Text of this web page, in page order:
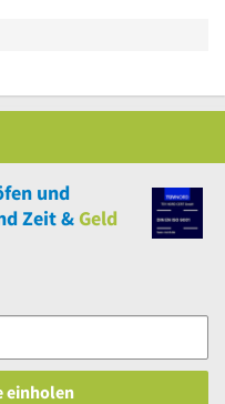
und
Zeit &Geld
einholen